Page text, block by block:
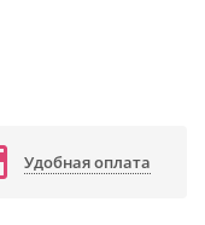
Удобная оплата